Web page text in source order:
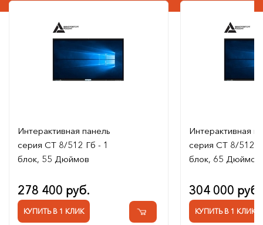
Интерактивная панель
серия CT 8/512 Гб - 1
блок, 55 Дюймов
278 400 руб.
КУПИТЬ В 1 КЛИК
Интерактивная
серия CT 8/512
блок, 65 Дюймов
304 000 руб.
КУПИТЬ В 1 КЛИК